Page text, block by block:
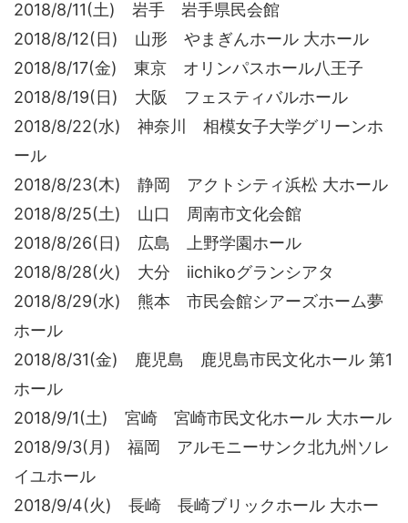
2018/8/11(土) 岩手 岩手県民会館
2018/8/12(日) 山形 やまぎんホール 大ホール
2018/8/17(金) 東京 オリンパスホール八王子
2018/8/19(日) 大阪 フェスティバルホール
2018/8/22(水) 神奈川 相模女子大学グリーンホ
ール
2018/8/23(木) 静岡 アクトシティ浜松 大ホール
2018/8/25(土) 山口 周南市文化会館
2018/8/26(日) 広島 上野学園ホール
2018/8/28(火) 大分 iichikoグランシアタ
2018/8/29(水) 熊本 市民会館シアーズホーム夢
ホール
2018/8/31(金) 鹿児島 鹿児島市民文化ホール 第1
ホール
2018/9/1(土) 宮崎 宮崎市民文化ホール 大ホール
2018/9/3(月) 福岡 アルモニーサンク北九州ソレ
イユホール
2018/9/4(火) 長崎 長崎ブリックホール 大ホー